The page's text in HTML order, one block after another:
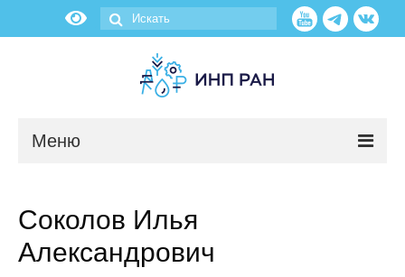
Меню
Об институте
Соколов Илья
Александрович